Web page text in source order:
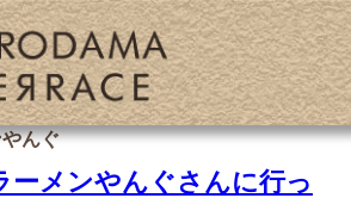
んぐ
ーメンやんぐさんに行っ